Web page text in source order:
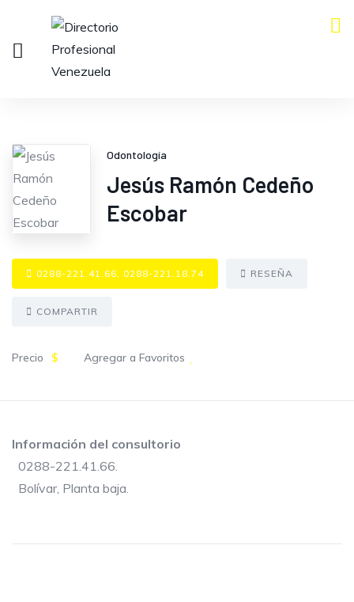
Odontología
Jesús Ramón Cedeño
Escobar
0288-221.41.66, 0288-221.18.74 RESEÑA
COMPARTIR
Precio $ Agregar a Favoritos
Información del consultorio
0288-221.41.66.
Bolívar, Planta baja.